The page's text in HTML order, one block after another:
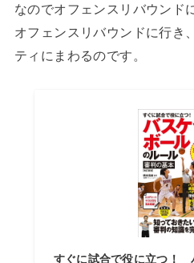
なのでオフェンスリバウンド
オフェンスリバウンドに行き
ティにまわるのです。
すぐに試合で役に立つ！